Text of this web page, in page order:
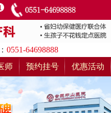
0551-64698888
师 预约挂号 优惠活动